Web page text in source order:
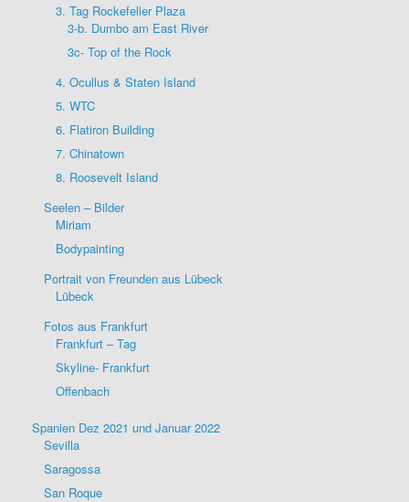
3. Tag Rockefeller Plaza
3-b. Dumbo am East River
3c- Top of the Rock
4. Ocullus & Staten Island
5. WTC
6. Flatiron Building
7. Chinatown
8. Roosevelt Island
Seelen – Bilder
Miriam
Bodypainting
Portrait von Freunden aus Lübeck
Lübeck
Fotos aus Frankfurt
Frankfurt – Tag
Skyline- Frankfurt
Offenbach
Spanien Dez 2021 und Januar 2022
Sevilla
Saragossa
San Roque